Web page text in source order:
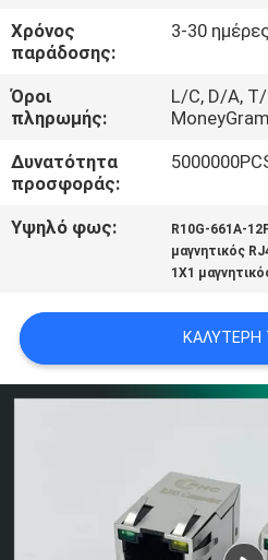
ΕΠΑΦΉ
ΜΕ
VR
SHOW
PRIVACY
POLICY
Χρόνος
παράδοσης:
3-30
Όροι
πληρωμής:
L/C, D/A,
MoneyGram
Δυνατότητα
προσφοράς:
Υψηλό φως: R10G-661A-
μαγνητικός
1X1
ΚΑΛΎΤΕΡΗ